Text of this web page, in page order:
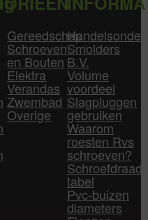
Gereedschap
Schroeven
en Bouten
Elektra
Verandas
Zwembad
Overige
Smolders
B.V.
Volume
voordeel
Slagpluggen
gebruiken
Waarom
roesten Rvs
schroeven?
Schroefdraad
tabel
Pvc-buizen
diameters